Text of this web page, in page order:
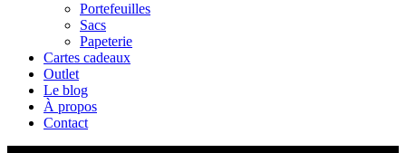
Portefeuilles
Sacs
Papeterie
Cartes cadeaux
Outlet
Le blog
À propos
Contact